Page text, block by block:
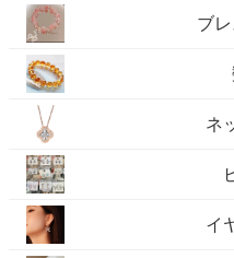
ブ
ネ
イ